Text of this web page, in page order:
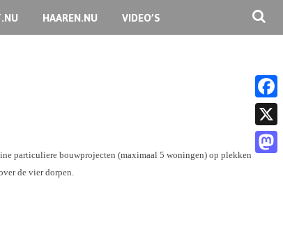
HAAREN.NU VIDEO’S
particuliere bouwprojecten (maximaal 5 woningen) op plekken
de vier dorpen.
F
a
c
X